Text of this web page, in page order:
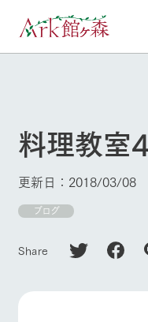
牧場へ行
く
よく見ら
今日の牧
本日の営業
や牧場の天
状況などを
Ark館ヶ森について
牧場に行く
料理教室
更新日：2018/03/08
ブログ
Share